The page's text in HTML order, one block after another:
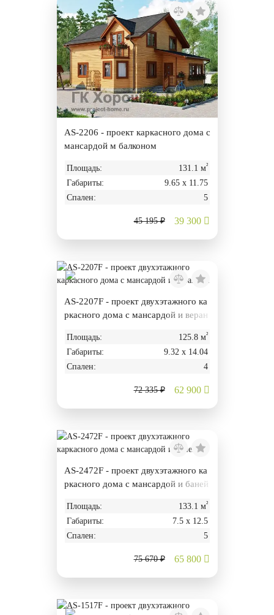
AS-2206 - проект каркасного дома с
мансардой м балконом
Площадь: 131.1 м²
Габариты:
9.65 х 11.75
Спален:
5
45 195 ₽ 39 300
AS-2207F - проект двухэтажного ка
ркасного дома с мансардой и веран
Площадь: 125.8 м²
Габариты:
9.32 х 14.04
Спален:
4
72 335 ₽ 62 900
AS-2472F - проект двухэтажного ка
ркасного дома с мансардой и баней
Площадь: 133.1 м²
Габариты:
7.5 х 12.5
Спален:
5
75 670 ₽ 65 800